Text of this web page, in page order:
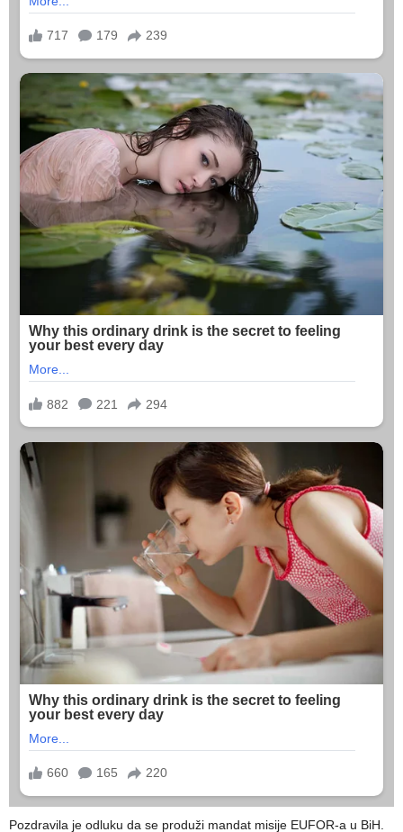
Pozdravila je odluku da se produži mandat misije EUFOR-a u BiH.